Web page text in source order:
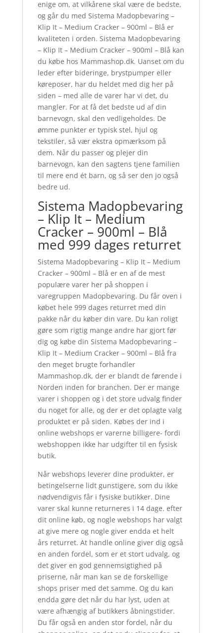
enige om, at vilkårene skal være de bedste,
og går du med Sistema Madopbevaring –
Klip It – Medium Cracker – 900ml – Blå er
kvaliteten i orden. Sistema Madopbevaring
– Klip It – Medium Cracker – 900ml – Blå kan
du købe hos Mammashop.dk. Uanset om du
leder efter bideringe, brystpumper eller
køreposer, har du heldet med dig her på
siden – med alle de varer har vi det, du
mangler. For at få det bedste ud af din
barnevogn, skal den vedligeholdes. De
ømme punkter er typisk stel, hjul og
tekstiler, så vær ekstra opmærksom på
dem. Når du passer og plejer din
barnevogn, kan den sagtens tjene familien
til mere end ét barn, og så ser den jo også
bedre ud.
Sistema Madopbevaring
– Klip It – Medium
Cracker – 900ml – Blå
med 999 dages returret
Sistema Madopbevaring – Klip It – Medium
Cracker – 900ml – Blå er en af de mest
populære varer her på shoppen i
varegruppen Madopbevaring. Du får oven i
købet hele 999 dages returret med din
pakke når du køber din vare. Du kan roligt
gøre som rigtig mange andre har gjort før
dig og købe din Sistema Madopbevaring –
Klip It – Medium Cracker – 900ml – Blå fra
den meget brugte forhandler
Mammashop.dk, der er blandt de førende i
Norden inden for branchen. Der er mange
varer i shoppen og i det store udvalg finder
du noget for alle, og der er det oplagte valg
produktet er på siden. Købes der ind i
online webshops er varerne billigere- fordi
webshoppen ikke har udgifter til en fysisk
butik.
Når webshops leverer dine produkter, er
betingelserne lidt gunstigere, som du ikke
nødvendigvis får i fysiske butikker. Dine
varer skal kunne returneres i 14 dage. efter
dit online køb, og nogle webshops har valgt
at give mere og nogle giver endda et helt
års returret. At handle online giver dig også
en anden fordel, som er et stort udvalg, og
det giver en god gennemsigtighed på
priserne, når man kan se de forskellige
shops priser med det samme. Og du kan
endda gøre det når du har lyst, uden at
være afhængig af butikkers åbningstider.
Du får også en anden stor fordel, når du